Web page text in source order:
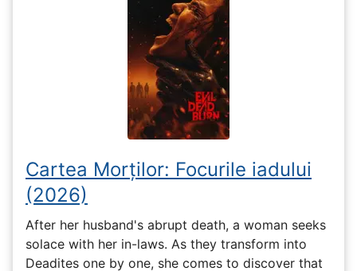
Cartea Morților: Focurile iadului
(2026)
After her husband's abrupt death, a woman seeks
solace with her in-laws. As they transform into
Deadites one by one, she comes to discover that